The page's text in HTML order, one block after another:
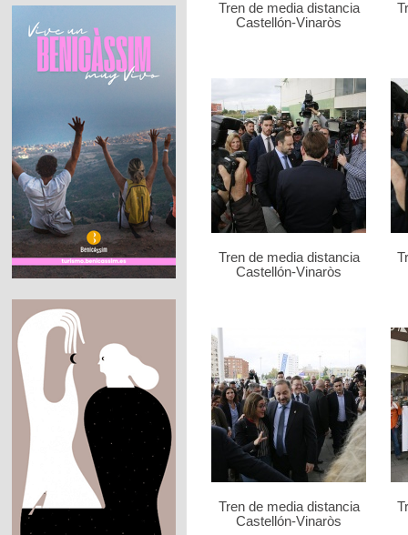
Tren de media distancia
Castellón-Vinaròs
Tren de media distancia
Castellón-Vinaròs
Tren de media distancia
Castellón-Vinaròs